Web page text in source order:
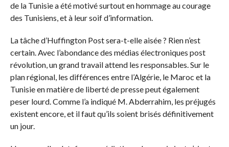
de la Tunisie a été motivé surtout en hommage au courage
des Tunisiens, et à leur soif d’information.
La tâche d’Huffington Post sera-t-elle aisée ? Rien n’est
certain. Avec l’abondance des médias électroniques post
révolution, un grand travail attend les responsables. Sur le
plan régional, les différences entre l’Algérie, le Maroc et la
Tunisie en matière de liberté de presse peut également
peser lourd. Comme l’a indiqué M. Abderrahim, les préjugés
existent encore, et il faut qu’ils soient brisés définitivement
un jour.